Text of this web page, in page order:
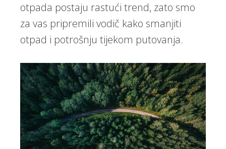
otpada postaju rastući trend, zato smo
za vas pripremili vodič kako smanjiti
otpad i potrošnju tijekom putovanja.